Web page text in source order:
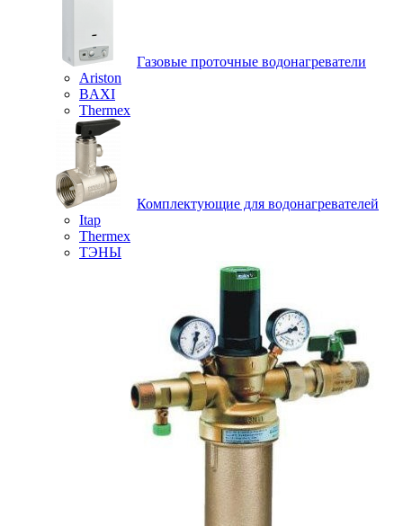
Газовые проточные водонагреватели
Ariston
BAXI
Thermex
Комплектующие для водонагревателей
Itap
Thermex
ТЭНЫ